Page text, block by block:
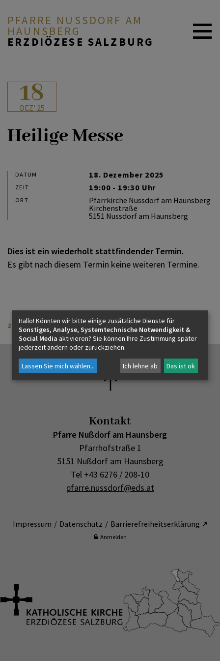
PFARRE NUSSDORF AM H
AUNSBERG
ERZDIÖZESE SALZBURG
PFARRE & MENSCHEN
UNSER PFARRLEBEN
18
DEZ' 25
Heilige Messe
DATUM 18. Dezember 2025
ZEIT 19:00 - 19:30 Uhr
ORT
Pfarrkirche Nussdorf am Haunsberg
Kirchenstraße
5151 Nussdorf am Haunsberg
Dies ist ein wiederholt stattfindender Termin.
Es gibt nach diesem Termin keine weiteren Termine.
zurück
Kontakt
Pfarre Nußdorf am Haunsberg
Pfarrhofstraße 1
5151 Nußdorf am Haunsberg
Tel +43 6276 / 208-10
pfarre.nussdorf@eds.at
Impressum Datenschutz Barrierefreiheitserklärung ↗
Anmelden
Hallo! Könnten wir bitte einige zusätzliche Dienste für
Sonstiges, Analyse, Systemtechnische Notwendigkeit &
Social Media aktivieren? Sie können Ihre Zustimmung später
jederzeit ändern oder zurückziehen.
Lassen Sie mich wählen... Ich lehne ab Das ist ok